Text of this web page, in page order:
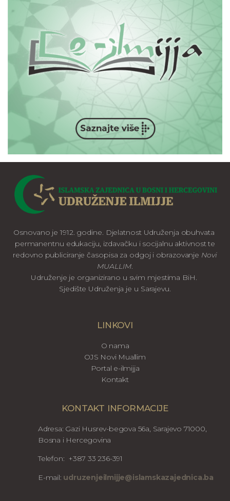
Osnovano je 1912. godine. Djelatnost Udruženja obuhvata
permanentnu edukaciju, izdavačku i socijalnu aktivnost te
redovno publiciranje časopisa za odgoj i obrazovanje Novi
MUALLIM.
Udruženje je organizirano u svim mjestima BiH.
Sjedište Udruženja je u Sarajevu.
LINKOVI
O nama
OJS Novi Muallim
Portal e-ilmijja
Kontakt
KONTAKT INFORMACIJE
Adresa: Gazi Husrev-begova 56a, Sarajevo 71000,
Bosna i Hercegovina
Telefon: +387 33 236-391
E-mail: udruzenjeilmijje@islamskazajednica.ba